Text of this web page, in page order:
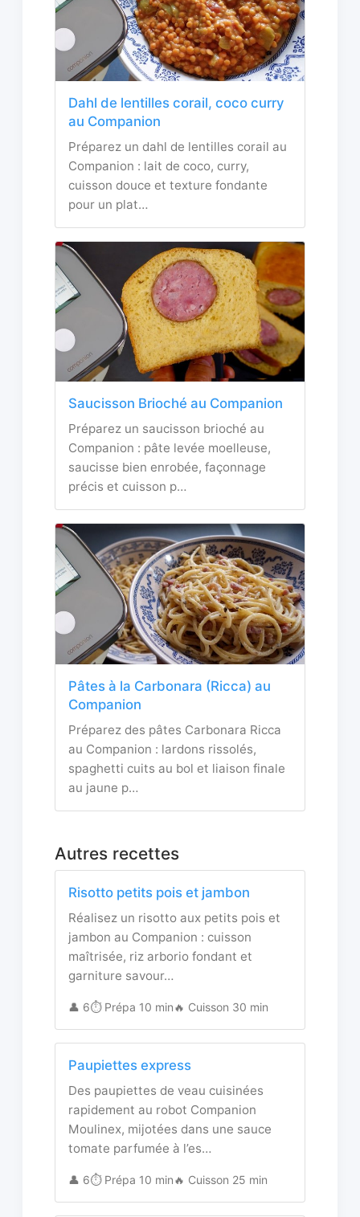
Dahl de lentilles corail, coco curry
au Companion
Préparez un dahl de lentilles corail au
Companion : lait de coco, curry,
cuisson douce et texture fondante
pour un plat…
Saucisson Brioché au Companion
Préparez un saucisson brioché au
Companion : pâte levée moelleuse,
saucisse bien enrobée, façonnage
précis et cuisson p…
Pâtes à la Carbonara (Ricca) au
Companion
Préparez des pâtes Carbonara Ricca
au Companion : lardons rissolés,
spaghetti cuits au bol et liaison finale
au jaune p…
Autres recettes
Risotto petits pois et jambon
Réalisez un risotto aux petits pois et
jambon au Companion : cuisson
maîtrisée, riz arborio fondant et
garniture savour…
👤 6⏱️ Prépa 10 min🔥 Cuisson 30 min
Paupiettes express
Des paupiettes de veau cuisinées
rapidement au robot Companion
Moulinex, mijotées dans une sauce
tomate parfumée à l’es…
👤 6⏱️ Prépa 10 min🔥 Cuisson 25 min